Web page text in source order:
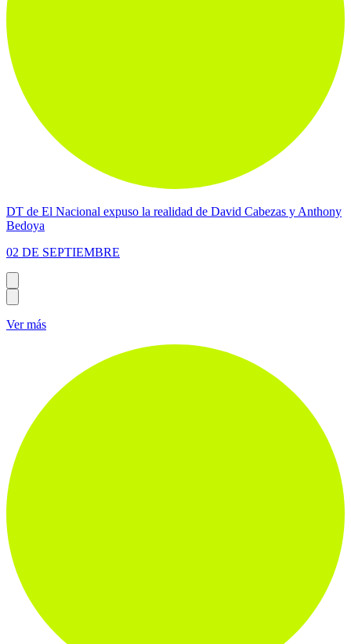
DT de El Nacional expuso la realidad de David Cabezas y Anthony
Bedoya
02 DE SEPTIEMBRE
Ver más